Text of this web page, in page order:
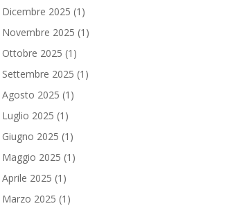
Dicembre 2025 (1)
Novembre 2025 (1)
Ottobre 2025 (1)
Settembre 2025 (1)
Agosto 2025 (1)
Luglio 2025 (1)
Giugno 2025 (1)
Maggio 2025 (1)
Aprile 2025 (1)
Marzo 2025 (1)